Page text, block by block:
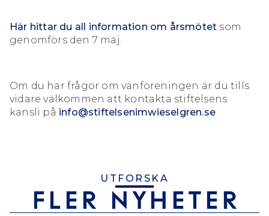
Här hittar du all information om årsmötet som
genomförs den 7 maj.
Om du har frågor om vänföreningen är du tills
vidare välkommen att kontakta stiftelsens
kansli på info@stiftelsenimwieselgren.se
UTFORSKA
FLER NYHETER